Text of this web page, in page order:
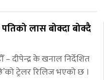
पतिको लास बोक्दा बोक्दै
दीपेन्द्र के खनाल निर्देशित
ट्रेलर रिलिज भएको छ ।